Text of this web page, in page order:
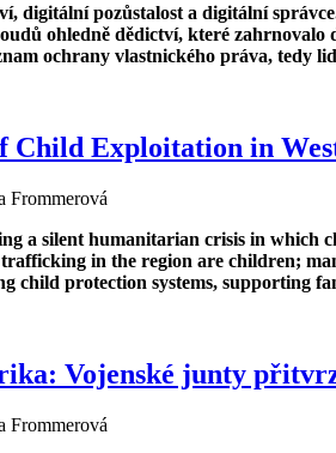
digitální pozůstalost a digitální
ohledně dědictví, které
ochrany vlastnického práva, tedy
Child Exploitation in
Frommerová
a silent humanitarian crisis in which
in the region are children;
child protection systems, supporting
Vojenské junty
Frommerová